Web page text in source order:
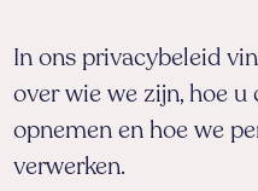
In ons privacybeleid
over wie we zijn, hoe
opnemen en hoe we
verwerken.